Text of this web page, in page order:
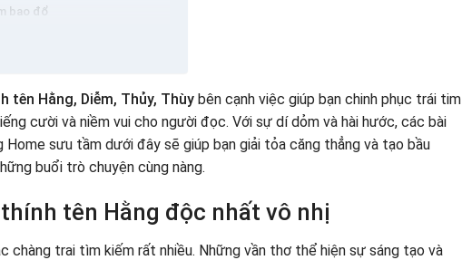
bao đổ
Thủy hay nhất quả đất
Thùy dính như keo
tên Thùy
đỉnh
tên Hằng, Diễm, Thủy, Thùy bên cạnh việc giúp bạn chinh phục trái tim
cười và niềm vui cho người đọc. Với sự dí dỏm và hài hước, các bài
Home sưu tầm dưới đây sẽ giúp bạn giải tỏa căng thẳng và tạo bầu
buổi trò chuyện cùng nàng.
tên Hằng độc nhất vô nhị
chàng trai tìm kiếm rất nhiều. Những vần thơ thể hiện sự sáng tạo và